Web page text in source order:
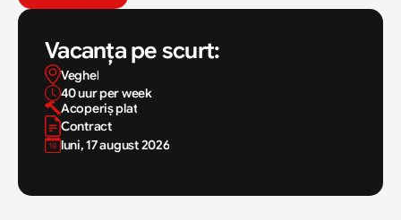
Vacanța pe scurt:
Veghel
40 uur per week
Acoperiș plat
Contract
luni, 17 august 2026